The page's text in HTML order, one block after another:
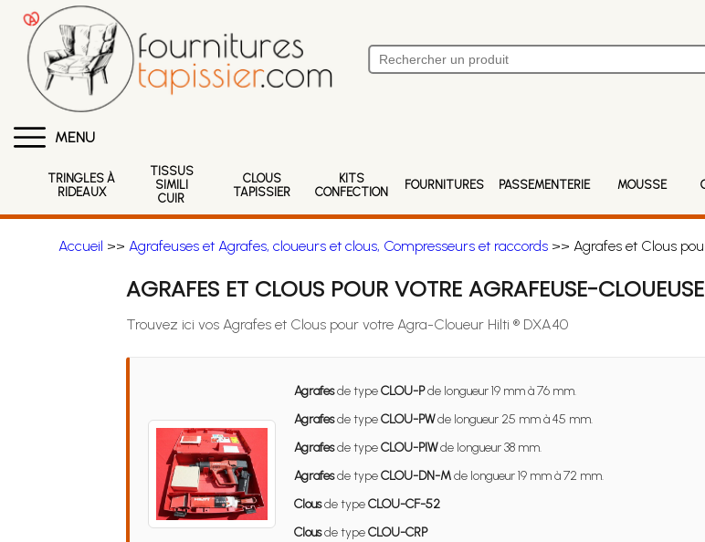
MENU
TRINGLES À
RIDEAUX
TISSUS
SIMILI
CUIR
CLOUS
TAPISSIER
KITS
CONFECTION
FOURNITURES PASSEMENTERIE MOUSSE
Accueil >> Agrafeuses et Agrafes, cloueurs et clous, Compresseurs et raccords>> Agrafes et Clous
AGRAFES ET CLOUS POUR VOTRE AGRAFEUSE-
Trouvez ici vos Agrafes et Clous pour votre Agra-Cloueur Hilti ® DXA40
Agrafesde typeCLOU-Pde longueur 19 mm à 76 mm.
Agrafesde typeCLOU-PWde longueur 25 mm à 45 mm.
Agrafesde typeCLOU-PIWde longueur 38 mm.
Agrafesde typeCLOU-DN-Mde longueur 19 mm à 72 mm.
Clousde typeCLOU-CF-52
Clousde typeCLOU-CRP